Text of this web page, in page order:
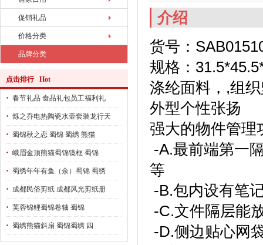
促销礼品
价格分类
品牌分类
点击排行 Hot
春节礼品 食品礼包员工福利礼
烁之乔电热陶瓷水壶套装龙行天
蜀锦秋之恋 蜀锦 蜀绣 熊猫
峨眉金顶熊猫蜀锦镜框 蜀锦
蜀绣年年有鱼（余）蜀锦 蜀绣
成都民俗剪纸 成都风光剪纸册
芙蓉锦鲤蜀锦卷轴 蜀锦
蜀绣熊猫斜扇 蜀锦蜀绣 四
介绍
货号：
规格：
涤纶面料，,组
外型个性张扬
强大的物件管理
-A.最前端第一
等
-B.包内设有笔
-C.文件隔层能
-D.侧边贴心网